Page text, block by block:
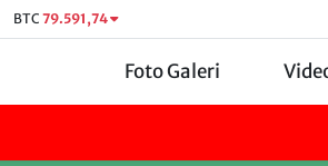
BTC 79.591,74
Foto Galeri